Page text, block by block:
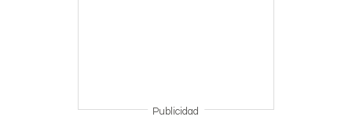
Publicidad